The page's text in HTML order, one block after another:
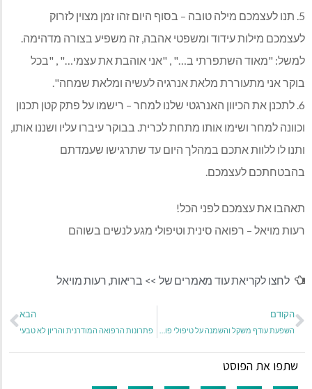
5. תנו לעצמכם מילה טובה – בסוף היום זהו זמן מצוין לזרוק
לעצמכם מילות עידוד ומשפטי אהבה, זה משפיע בצורה מדהימה.
למשל: "מאוד השתפרתי ב…" , "אני אוהבת את עצמי…" , "בכל
בוקר אני מתעוררת מלאת אנרגיה לעשיה ומלאת שמחה".
6. לתכנן את הכיוון האנרגטי שלנו למחר – רישמו על פתק קטן תכנון
וכוונה למחר ושימו אותו מתחת לכרית. בבוקר עיברו עליו ושננו אותו,
ותנו לו ללוות אתכם במהלך היום עד שתרגישו שעמדתם
בהבטחתכם לעצמכם.
תאהבו את עצמכם לפני הכל!
רעות מויאל – רפואה סינית וטיפולי מגע לנשים בשוהם
לחצו לקריאת עוד מאמרים של >> בריאות, רעות מויאל
הקודם הבא
פתרונות הרפואה המודרנית והריון לא טבעי
שתפו את הפוסט